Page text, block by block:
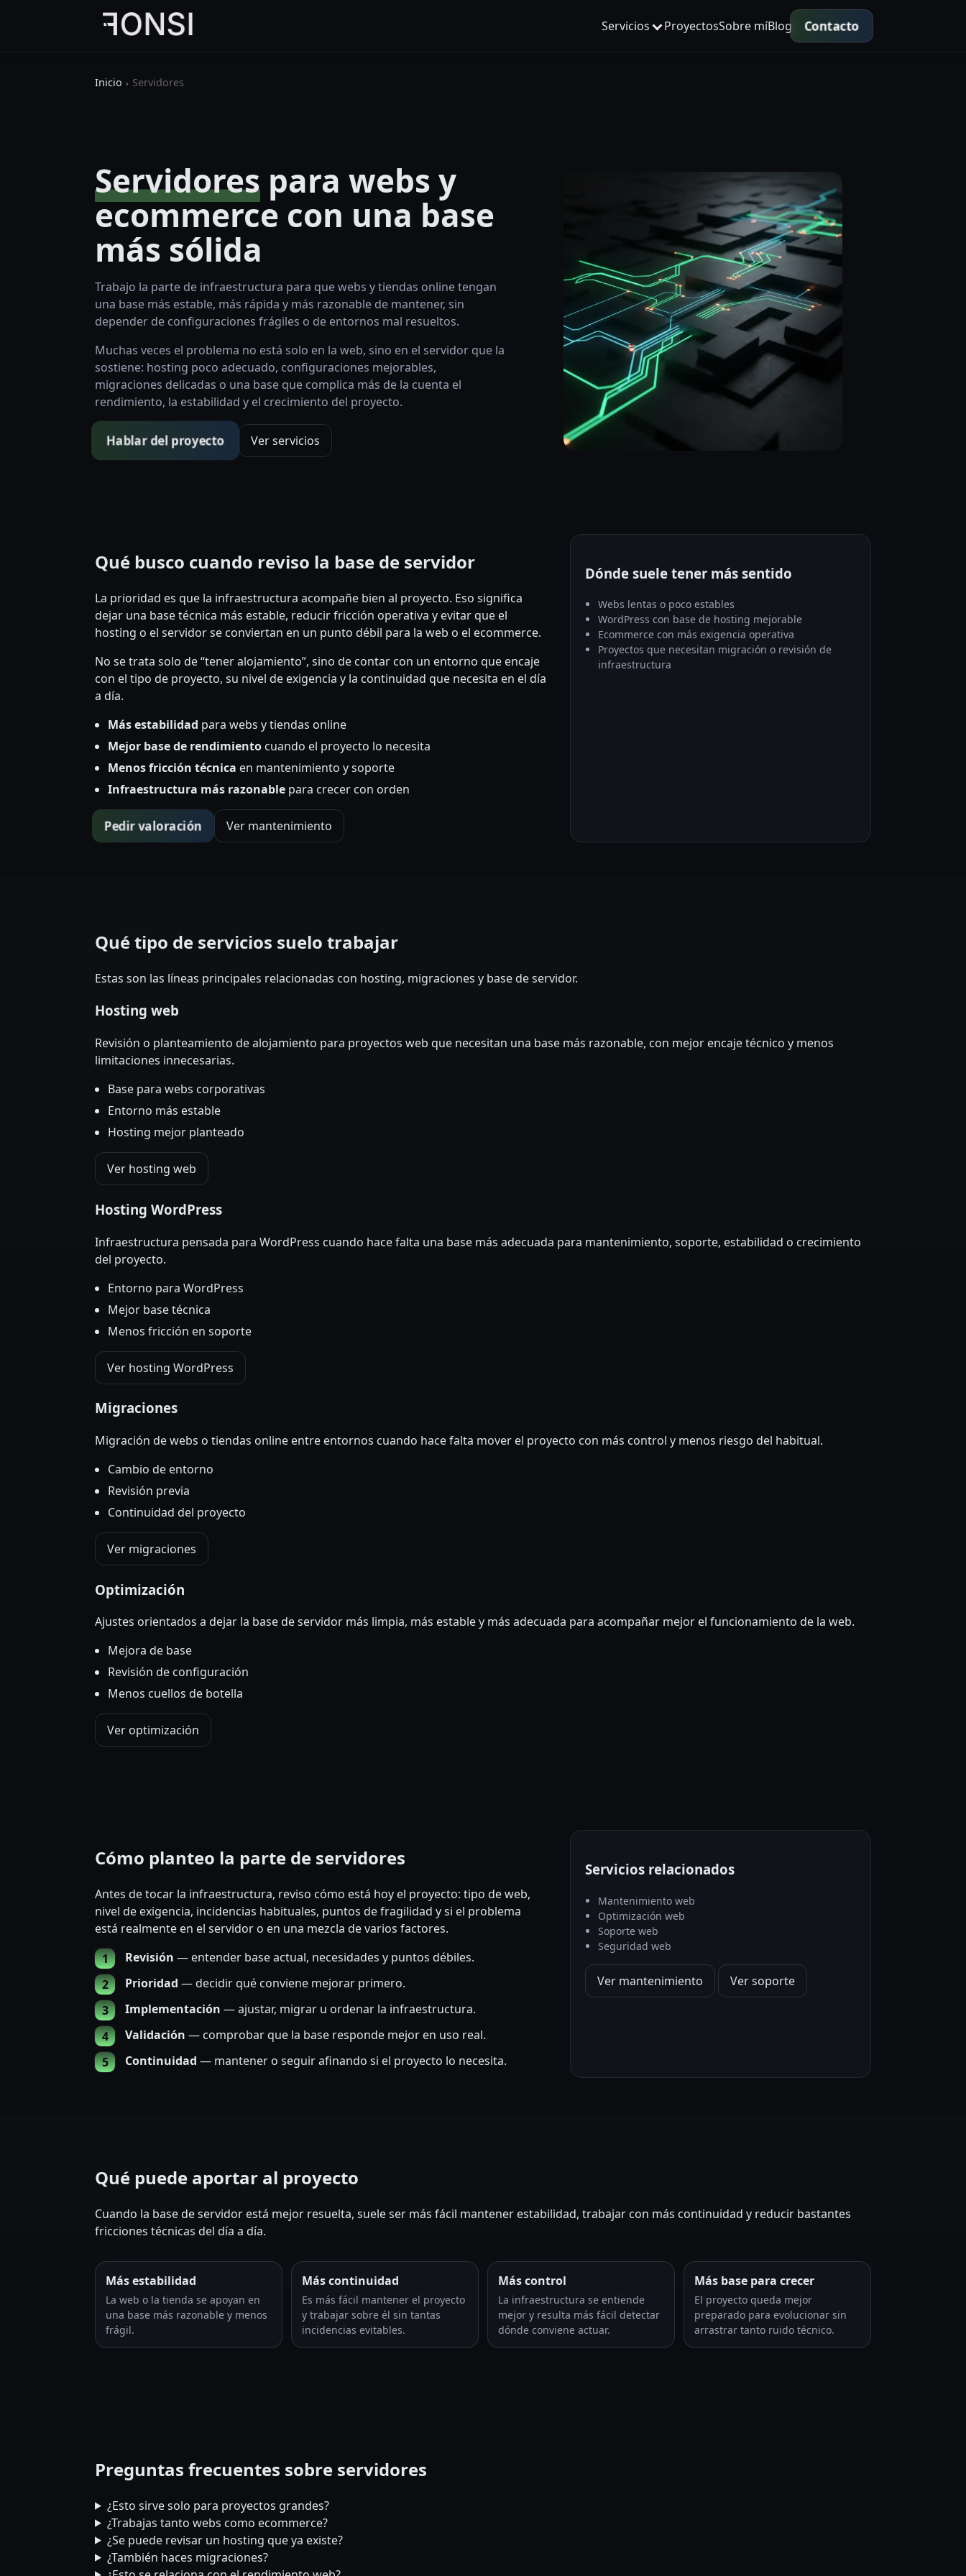
Servicios ProyectosSobre míBlog Contacto
Inicio Servidores
Servidores para webs y
ecommerce con una base
más sólida
Trabajo la parte de infraestructura para que webs y tiendas online tengan
una base más estable, más rápida y más razonable de mantener, sin
depender de configuraciones frágiles o de entornos mal resueltos.
Muchas veces el problema no está solo en la web, sino en el servidor que la
sostiene: hosting poco adecuado, configuraciones mejorables,
migraciones delicadas o una base que complica más de la cuenta el
rendimiento, la estabilidad y el crecimiento del proyecto.
Hablar del proyecto Ver servicios
Qué busco cuando reviso la base de servidor
La prioridad es que la infraestructura acompañe bien al proyecto. Eso significa
dejar una base técnica más estable, reducir fricción operativa y evitar que el
hosting o el servidor se conviertan en un punto débil para la web o el ecommerce.
No se trata solo de “tener alojamiento”, sino de contar con un entorno que encaje
con el tipo de proyecto, su nivel de exigencia y la continuidad que necesita en el día
a día.
Más estabilidad para webs y tiendas online
Mejor base de rendimiento cuando el proyecto lo necesita
Menos fricción técnica en mantenimiento y soporte
Infraestructura más razonable para crecer con orden
Pedir valoración Ver mantenimiento
Dónde suele tener más sentido
Webs lentas o poco estables
WordPress con base de hosting mejorable
Ecommerce con más exigencia operativa
Proyectos que necesitan migración o revisión de
infraestructura
Qué tipo de servicios suelo trabajar
Estas son las líneas principales relacionadas con hosting, migraciones y base de servidor.
Hosting web
Revisión o planteamiento de alojamiento para proyectos web que necesitan una base más razonable, con mejor encaje técnico y menos
limitaciones innecesarias.
Base para webs corporativas
Entorno más estable
Hosting mejor planteado
Ver hosting web
Hosting WordPress
Infraestructura pensada para WordPress cuando hace falta una base más adecuada para mantenimiento, soporte, estabilidad o crecimiento
del proyecto.
Entorno para WordPress
Mejor base técnica
Menos fricción en soporte
Ver hosting WordPress
Migraciones
Migración de webs o tiendas online entre entornos cuando hace falta mover el proyecto con más control y menos riesgo del habitual.
Cambio de entorno
Revisión previa
Continuidad del proyecto
Ver migraciones
Optimización
Ajustes orientados a dejar la base de servidor más limpia, más estable y más adecuada para acompañar mejor el funcionamiento de la web.
Mejora de base
Revisión de configuración
Menos cuellos de botella
Ver optimización
Cómo planteo la parte de servidores
Antes de tocar la infraestructura, reviso cómo está hoy el proyecto: tipo de web,
nivel de exigencia, incidencias habituales, puntos de fragilidad y si el problema
está realmente en el servidor o en una mezcla de varios factores.
Revisión — entender base actual, necesidades y puntos débiles.
Prioridad — decidir qué conviene mejorar primero.
Implementación — ajustar, migrar u ordenar la infraestructura.
Validación — comprobar que la base responde mejor en uso real.
Continuidad — mantener o seguir afinando si el proyecto lo necesita.
Servicios relacionados
Mantenimiento web
Optimización web
Soporte web
Seguridad web
Ver mantenimiento Ver soporte
Qué puede aportar al proyecto
Cuando la base de servidor está mejor resuelta, suele ser más fácil mantener estabilidad, trabajar con más continuidad y reducir bastantes
fricciones técnicas del día a día.
Más estabilidad
La web o la tienda se apoyan en
una base más razonable y menos
frágil.
Más continuidad
Es más fácil mantener el proyecto
y trabajar sobre él sin tantas
incidencias evitables.
Más control
La infraestructura se entiende
mejor y resulta más fácil detectar
dónde conviene actuar.
Más base para crecer
El proyecto queda mejor
preparado para evolucionar sin
arrastrar tanto ruido técnico.
Preguntas frecuentes sobre servidores
¿Esto sirve solo para proyectos grandes?
¿Trabajas tanto webs como ecommerce?
¿Se puede revisar un hosting que ya existe?
¿También haces migraciones?